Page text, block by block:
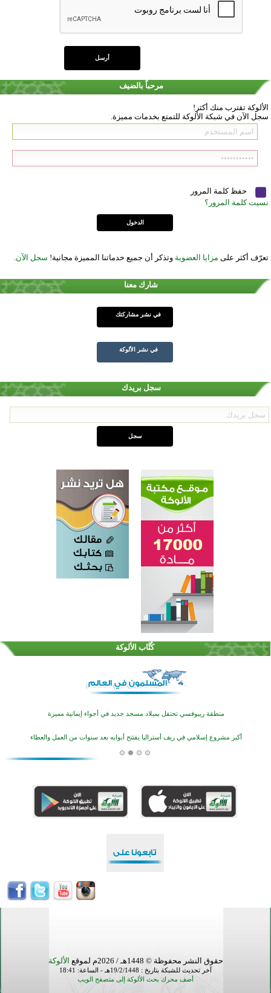
مرحباً بالضيف
الألوكة تقترب منك أكثر!
سجل الآن في شبكة الألوكة للتمتع بخدمات مميزة.
حفظ كلمة المرور
نسيت كلمة المرور؟
تعرّف أكثر على مزايا العضوية وتذكر أن جميع خدماتنا المميزة مجانية! سجل الآن
شارك معنا
في نشر مشاركتك
في نشر الألوكة
سجل بريدك
كُتَّاب الألوكة
تيسليتش تختتم برنامجا تعليميا لتعزيز القيم وبناء الشخصية للشباب المسلمين
انطلاق فعاليات "أيام مساجد إستولتس 2026" ببرنامج ديني وثقافي يمتد حتى أغسطس
أكثر من 400 طالب يشاركون في مسابقة المعلومات الإسلامية بأستراليا
افتتاح تاريخي لأول مسجد في بلييفليا بالجبل الأسود منذ أكثر من قرن
القرآن والتربية في صدارة البرامج الصيفية للمسلمين في بينزا وساراتوف وموردوفيا هذا العام
تيسليتش تختتم برنامجا تعليميا لتعزيز القيم وبناء الشخصية للشباب المسلمين
حقوق النشر محفوظة © 1448هـ / 2026م لموقع الألوكة
آخر تحديث للشبكة بتاريخ : 19/2/1448هـ - الساعة: 18:41
أضف محرك بحث الألوكة إلى متصفح الويب